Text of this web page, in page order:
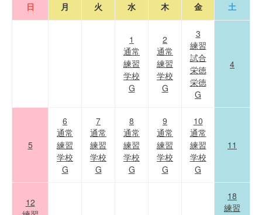
日 月 火 水 木 金 土
1
通常
練習
学校
G
2
通常
練習
学校
G
3
練習
試合
栄徳
栄徳
G
4
5
6
通常
練習
学校
G
7
通常
練習
学校
G
8
通常
練習
学校
G
9
通常
練習
学校
G
10
通常
練習
学校
G
11
12
18
練習